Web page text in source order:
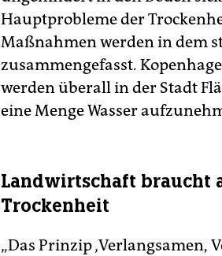
Hauptprobleme der
Maßnahmen werden in dem
zusammengefasst.
werden überall in der Stadt
eine Menge Wasser
Landwirtschaft braucht
Trockenheit
„Das Prinzip ‚Verlangsamen,